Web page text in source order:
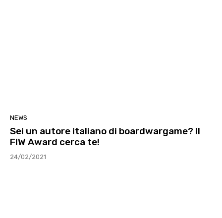
NEWS
Sei un autore italiano di boardwargame? Il
FIW Award cerca te!
24/02/2021